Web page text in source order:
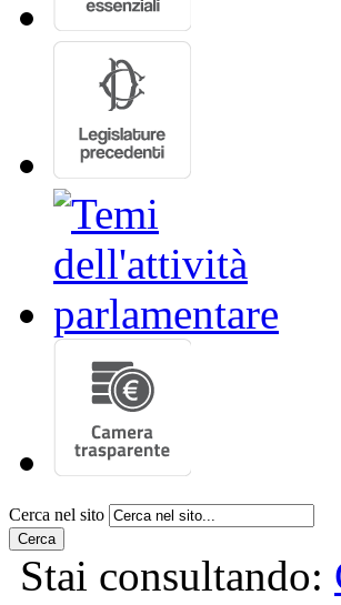
Cerca nel sito
Cerca
Stai consultando: